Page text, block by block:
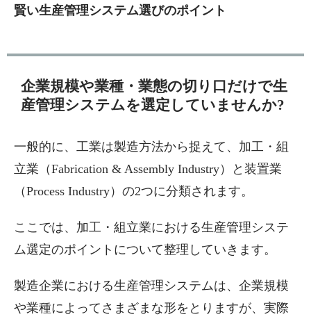
賢い生産管理システム選びのポイント
企業規模や業種・業態の切り口だけで生
産管理システムを選定していませんか?
一般的に、工業は製造方法から捉えて、加工・組
立業（Fabrication & Assembly Industry）と装置業
（Process Industry）の2つに分類されます。
ここでは、加工・組立業における生産管理システ
ム選定のポイントについて整理していきます。
製造企業における生産管理システムは、企業規模
や業種によってさまざまな形をとりますが、実際